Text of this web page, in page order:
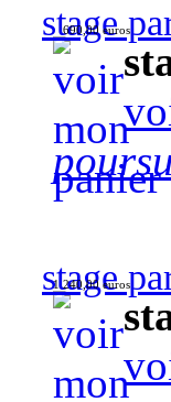
stage
690,00 euros
stage
1 240,00 euros